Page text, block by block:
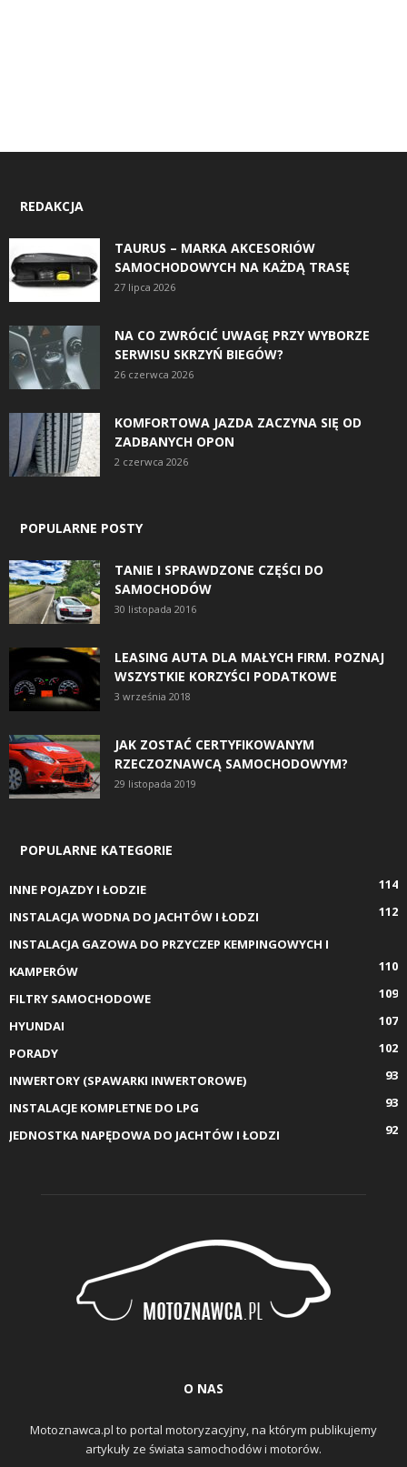
REDAKCJA
TAURUS – MARKA AKCESORIÓW
SAMOCHODOWYCH NA KAŻDĄ TRASĘ
27 lipca 2026
NA CO ZWRÓCIĆ UWAGĘ PRZY WYBORZE
SERWISU SKRZYŃ BIEGÓW?
26 czerwca 2026
KOMFORTOWA JAZDA ZACZYNA SIĘ OD
ZADBANYCH OPON
2 czerwca 2026
POPULARNE POSTY
TANIE I SPRAWDZONE CZĘŚCI DO
SAMOCHODÓW
30 listopada 2016
LEASING AUTA DLA MAŁYCH FIRM. POZNAJ
WSZYSTKIE KORZYŚCI PODATKOWE
3 września 2018
JAK ZOSTAĆ CERTYFIKOWANYM
RZECZOZNAWCĄ SAMOCHODOWYM?
29 listopada 2019
POPULARNE KATEGORIE
INNE POJAZDY I ŁODZIE
114
INSTALACJA WODNA DO JACHTÓW I ŁODZI
112
INSTALACJA GAZOWA DO PRZYCZEP KEMPINGOWYCH I
KAMPERÓW
110
FILTRY SAMOCHODOWE
109
HYUNDAI
107
PORADY
102
INWERTORY (SPAWARKI INWERTOROWE)
93
INSTALACJE KOMPLETNE DO LPG
93
JEDNOSTKA NAPĘDOWA DO JACHTÓW I ŁODZI
92
O NAS
Motoznawca.pl to portal motoryzacyjny, na którym publikujemy
artykuły ze świata samochodów i motorów.